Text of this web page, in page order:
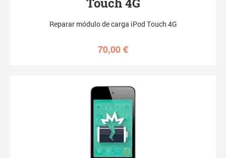
Reparar módulo de carga iPod Touch 4G
70,00€